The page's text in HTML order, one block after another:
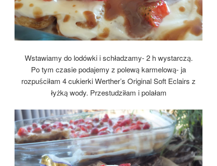
Wstawiamy do lodówki i schładzamy- 2 h wystarczą.
Po tym czasie podajemy z polewą karmelową- ja
rozpuściłam 4 cukierki Werther’s Original Soft Eclairs z
łyżką wody. Przestudziłam i polałam